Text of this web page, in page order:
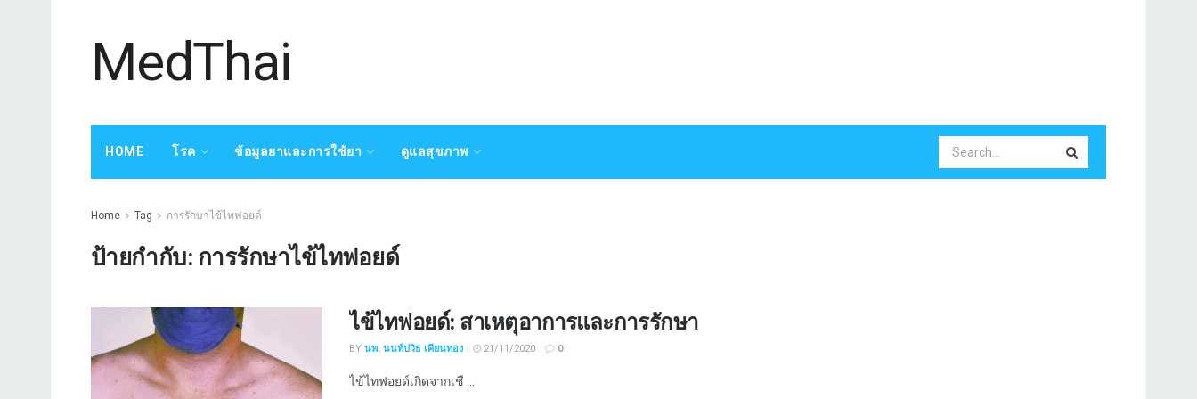
MedThai
HOME โรค ข้อมูลยาและการใช้ยา ดูแลสุขภาพ
Home Tag การรักษาไข้ไทฟอยด์
ป้ายกำกับ: การรักษาไข้ไทฟอยด์
ไข้ไทฟอยด์: สาเหตุอาการและการรักษา
BY นพ. นนท์ปวิธ เคียนทอง 21/11/2020 0
ไข้ไทฟอยด์เกิดจากเชื ...